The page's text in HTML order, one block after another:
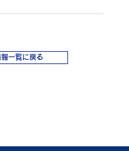
一覧に戻る